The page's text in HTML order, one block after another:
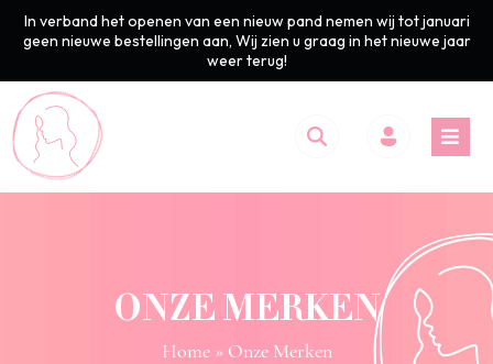
In verband het openen van een nieuw pand nemen wij tot januari
geen nieuwe bestellingen aan, Wij zien u graag in het nieuwe jaar
weer terug!
ONZE MERKEN
Home» Onze Merken